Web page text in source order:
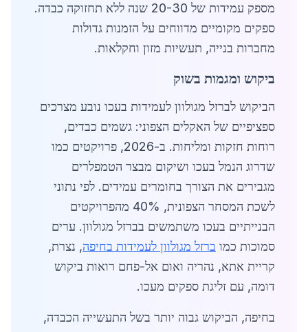
מספק עמידות של 20-30 שנה ללא תחזוקה כבדה.
ספקים מקומיים מדווחים על הזמנות גדולות
מחברות בנייה, תעשיות מזון וחקלאות.
ביקוש ומגמות בשוק
הביקוש לברזל מגולוון לעמידות בעכו נובע מצרכים
ספציפיים של האקלים הצפוני: גשמים כבדים,
רוחות חזקות ומליחות. ב-2026, פרויקטים כמו
שדרוג הנמל בעכו ושיקום מבצר הטמפלרים
מגבירים את הצורך בחומרים עמידים. לפי נתוני
לשכת המסחר הצפונית, 40% מהפרויקטים
הבנייתיים בעכו משתמשים בברזל מגולוון. ערים
סמוכות כמו ברזל מגולוון לעמידות בחיפה, נצרת,
קריית אתא, נהריה ואום אל-פחם רואות ביקוש
דומה, עם זליגת ספקים מעכו.
בחיפה, הביקוש גבוה יותר בשל התעשייה הכבדה,